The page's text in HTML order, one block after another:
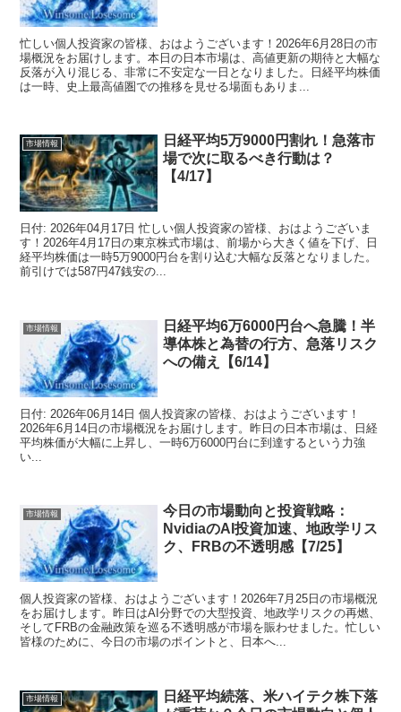
忙しい個人投資家の皆様、おはようございます！2026年6月28日の市
場概況をお届けします。本日の日本市場は、高値更新の期待と大幅な
反落が入り混じる、非常に不安定な一日となりました。日経平均株価
は一時、史上最高値圏での推移を見せる場面もありま...
市場情報
日経平均5万9000円割れ！急落市
場で次に取るべき行動は？
【4/17】
日付: 2026年04月17日 忙しい個人投資家の皆様、おはようございま
す！2026年4月17日の東京株式市場は、前場から大きく値を下げ、日
経平均株価は一時5万9000円台を割り込む大幅な反落となりました。
前引けでは587円47銭安の...
市場情報
日経平均6万6000円台へ急騰！半
導体株と為替の行方、急落リスク
への備え【6/14】
日付: 2026年06月14日 個人投資家の皆様、おはようございます！
2026年6月14日の市場概況をお届けします。昨日の日本市場は、日経
平均株価が大幅に上昇し、一時6万6000円台に到達するという力強
い...
市場情報
今日の市場動向と投資戦略：
NvidiaのAI投資加速、地政学リス
ク、FRBの不透明感【7/25】
個人投資家の皆様、おはようございます！2026年7月25日の市場概況
をお届けします。昨日はAI分野での大型投資、地政学リスクの再燃、
そしてFRBの金融政策を巡る不透明感が市場を賑わせました。忙しい
皆様のために、今日の市場のポイントと、日本へ...
市場情報
日経平均続落、米ハイテク株下落